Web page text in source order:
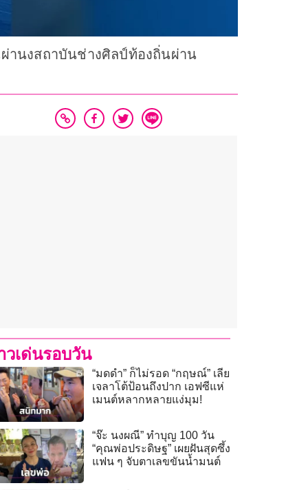
านงสถาบันช่างศิลป์ท้องถิ่นผ่าน
วเด่นรอบวัน
“มดดำ” ก็ไม่รอด “กฤษณ์” เลีย
เจลาโต้ป้อนถึงปาก เอฟซีแห่
เมนต์หลากหลายแง่มุม!
“จ๊ะ นงผณี” ทำบุญ 100 วัน
“คุณพ่อประดิษฐ” เผยฝันสุดซึ้ง
แฟน ๆ จับตาเลขขันน้ำมนต์